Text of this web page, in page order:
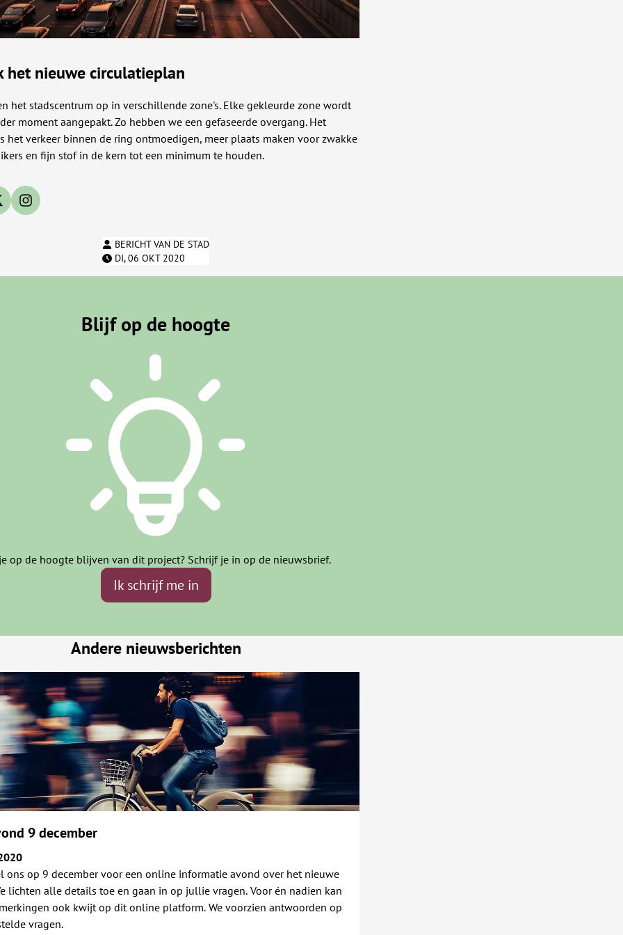
het nieuwe circulatieplan
het stadscentrum op in verschillende zone's. Elke gekleurde zone wordt
moment aangepakt. Zo hebben we een gefaseerde overgang. Het
het verkeer binnen de ring ontmoedigen, meer plaats maken voor zwakke
en fijn stof in de kern tot een minimum te houden.
facebook
op X
Deel op Instagram
BERICHT VAN DE STAD
DI, 06 OKT 2020
Blijf op de hoogte
op de hoogte blijven van dit project? Schrijf je in op de nieuwsbrief.
Ik schrijf me in
Andere nieuwsberichten
9 december
ons op 9 december voor een online informatie avond over het nieuwe
lichten alle details toe en gaan in op jullie vragen. Voor én nadien kan
ook kwijt op dit online platform. We voorzien antwoorden op
vragen.